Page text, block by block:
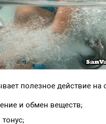
полезное действие на
и обмен веществ;